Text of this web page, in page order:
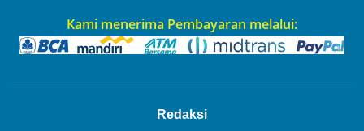
Kami menerima Pembayaran melalui:
Redaksi